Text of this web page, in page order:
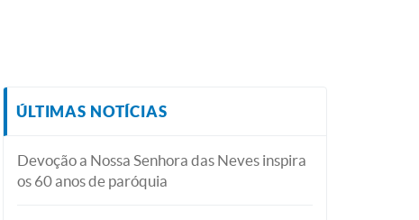
ÚLTIMAS NOTÍCIAS
Devoção a Nossa Senhora das Neves inspira
os 60 anos de paróquia